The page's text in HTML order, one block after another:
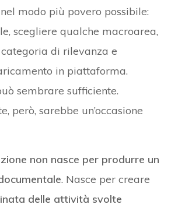
modo più povero possibile:
scegliere qualche macroarea,
di rilevanza e
in piattaforma.
sembrare sufficiente.
però, sarebbe un’occasione
non nasce per produrre un
. Nasce per creare
delle attività svolte